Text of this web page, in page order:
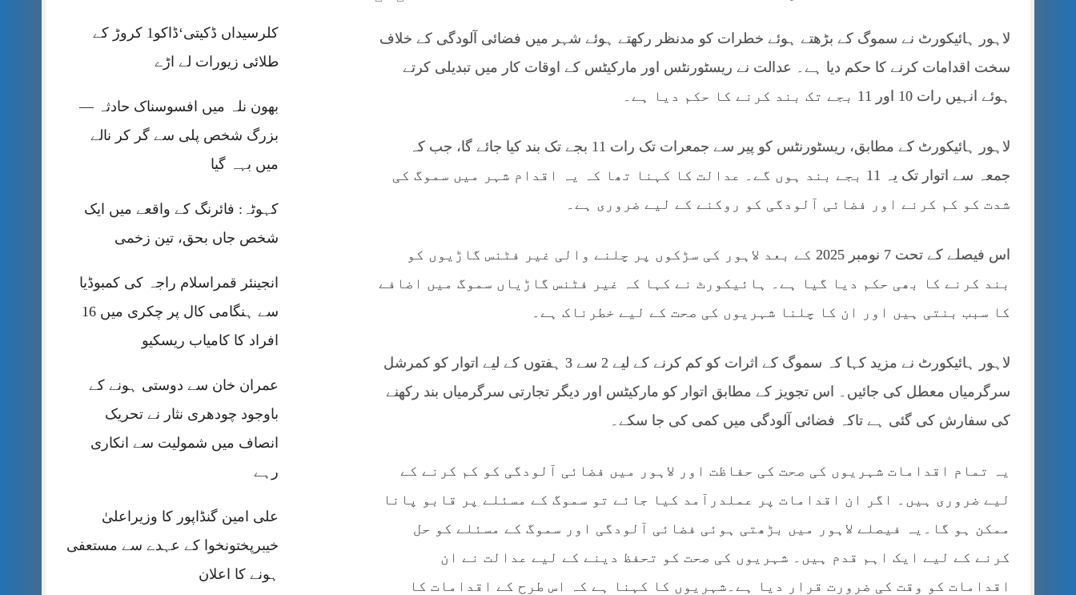
کلرسیداں ڈکیتی‘ڈاکو1 کروڑ کے
طلائی زیورات لے اڑے
بھون نلہ میں افسوسناک حادثہ —
بزرگ شخص پلی سے گر کر نالے
میں بہہ گیا
کہوٹہ: فائرنگ کے واقعے میں ایک
شخص جاں بحق، تین زخمی
انجینئر قمراسلام راجہ کی کمبوڈیا
سے ہنگامی کال پر چکری میں 16
افراد کا کامیاب ریسکیو
عمران خان سے دوستی ہونے کے
باوجود چودھری نثار نے تحریک
انصاف میں شمولیت سے انکاری
رہے
علی امین گنڈاپور کا وزیراعلیٰ
خیبرپختونخوا کے عہدے سے مستعفی
ہونے کا اعلان
لاہور ہائیکورٹ نے سموگ کے بڑھتے ہوئے خطرات کو مدنظر رکھتے ہوئے شہر میں فضائی آلودگی کے خلاف
سخت اقدامات کرنے کا حکم دیا ہے۔ عدالت نے ریسٹورنٹس اور مارکیٹس کے اوقات کار میں تبدیلی کرتے
ہوئے انہیں رات 10 اور 11 بجے تک بند کرنے کا حکم دیا ہے۔
لاہور ہائیکورٹ کے مطابق، ریسٹورنٹس کو پیر سے جمعرات تک رات 11 بجے تک بند کیا جائے گا، جب کہ
جمعہ سے اتوار تک یہ 11 بجے بند ہوں گے۔ عدالت کا کہنا تھا کہ یہ اقدام شہر میں سموگ کی
شدت کو کم کرنے اور فضائی آلودگی کو روکنے کے لیے ضروری ہے۔
اس فیصلے کے تحت 7 نومبر 2025 کے بعد لاہور کی سڑکوں پر چلنے والی غیر فٹنس گاڑیوں کو
بند کرنے کا بھی حکم دیا گیا ہے۔ ہائیکورٹ نے کہا کہ غیر فٹنس گاڑیاں سموگ میں اضافے
کا سبب بنتی ہیں اور ان کا چلنا شہریوں کی صحت کے لیے خطرناک ہے۔
لاہور ہائیکورٹ نے مزید کہا کہ سموگ کے اثرات کو کم کرنے کے لیے 2 سے 3 ہفتوں کے لیے اتوار کو کمرشل
سرگرمیاں معطل کی جائیں۔ اس تجویز کے مطابق اتوار کو مارکیٹس اور دیگر تجارتی سرگرمیاں بند رکھنے
کی سفارش کی گئی ہے تاکہ فضائی آلودگی میں کمی کی جا سکے۔
یہ تمام اقدامات شہریوں کی صحت کی حفاظت اور لاہور میں فضائی آلودگی کو کم کرنے کے
لیے ضروری ہیں۔ اگر ان اقدامات پر عملدرآمد کیا جائے تو سموگ کے مسئلے پر قابو پانا
ممکن ہو گا۔یہ فیصلے لاہور میں بڑھتی ہوئی فضائی آلودگی اور سموگ کے مسئلے کو حل
کرنے کے لیے ایک اہم قدم ہیں۔ شہریوں کی صحت کو تحفظ دینے کے لیے عدالت نے ان
اقدامات کو وقت کی ضرورت قرار دیا ہے۔شہریوں کا کہنا ہے کہ اس طرح کے اقدامات کا